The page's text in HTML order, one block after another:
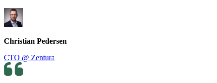
Christian Pedersen
CTO @ Zentura